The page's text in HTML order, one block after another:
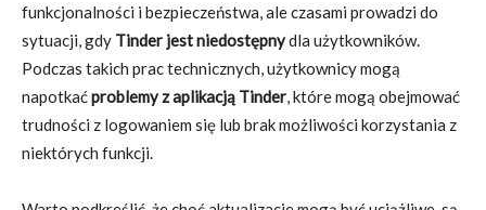
funkcjonalności i bezpieczeństwa, ale czasami prowadzi do
sytuacji, gdy Tinder jest niedostępnydla użytkowników.
Podczas takich prac technicznych, użytkownicy mogą
napotkaćproblemy z aplikacją Tinder, które mogą obejmować
trudności z logowaniem się lub brak możliwości korzystania z
niektórych funkcji.